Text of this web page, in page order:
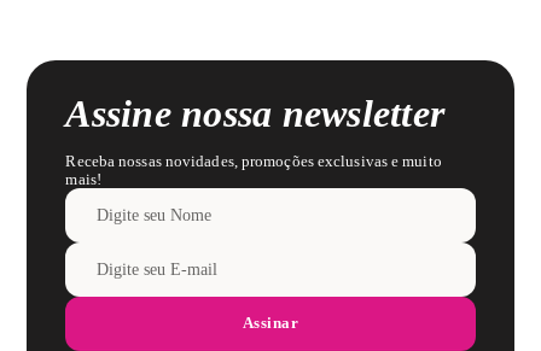
Assine nossa newsletter
Receba nossas novidades, promoções exclusivas e muito
mais!
Assinar